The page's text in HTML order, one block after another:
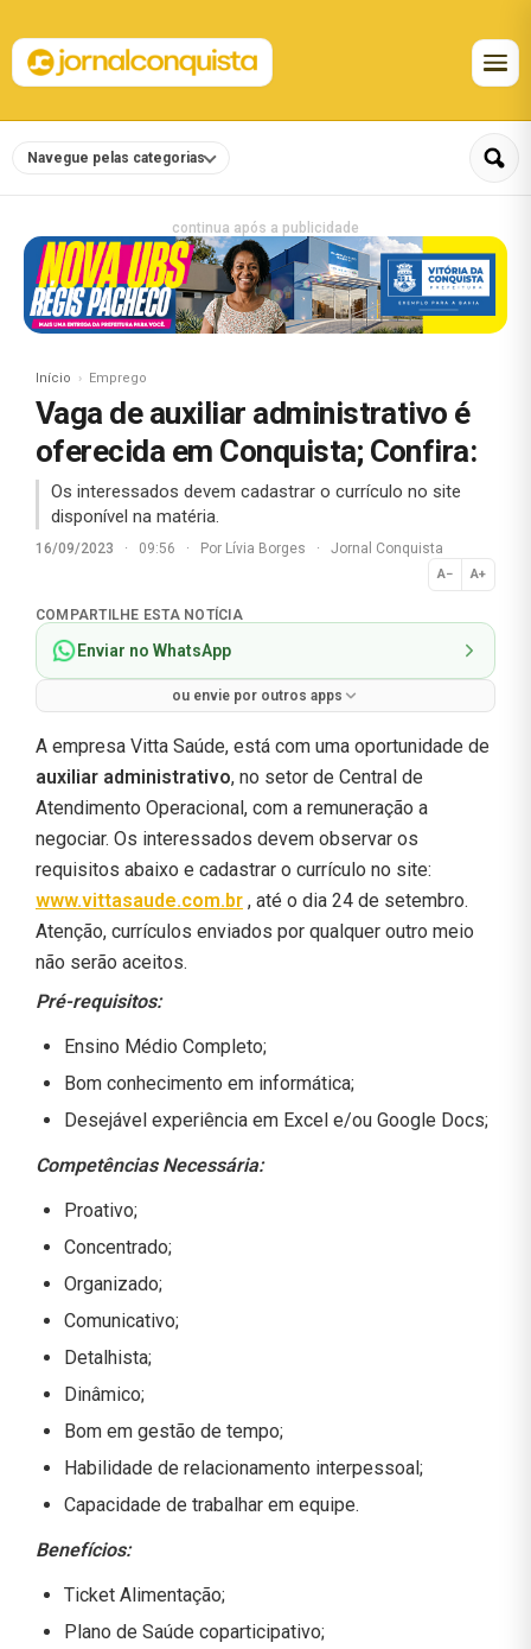
Navegue pelas categorias
continua após a publicidade
Início Emprego
Vaga de auxiliar administrativo é
oferecida em Conquista; Confira:
Os interessados devem cadastrar o currículo no site
disponível na matéria.
16/09/2023 · 09:56 · Por Lívia Borges · Jornal Conquista
A− A+
Normal
COMPARTILHE ESTA NOTÍCIA
Enviar no WhatsApp
ou envie por outros apps
A empresa Vitta Saúde, está com uma oportunidade de
auxiliar administrativo, no setor de Central de
Atendimento Operacional, com a remuneração a
negociar. Os interessados devem observar os
requisitos abaixo e cadastrar o currículo no site:
www.vittasaude.com.br , até o dia 24 de setembro.
Atenção, currículos enviados por qualquer outro meio
não serão aceitos.
Pré-requisitos:
Ensino Médio Completo;
Bom conhecimento em informática;
Desejável experiência em Excel e/ou Google Docs;
Competências Necessária:
Proativo;
Concentrado;
Organizado;
Comunicativo;
Detalhista;
Dinâmico;
Bom em gestão de tempo;
Habilidade de relacionamento interpessoal;
Capacidade de trabalhar em equipe.
Benefícios:
Ticket Alimentação;
Plano de Saúde coparticipativo;